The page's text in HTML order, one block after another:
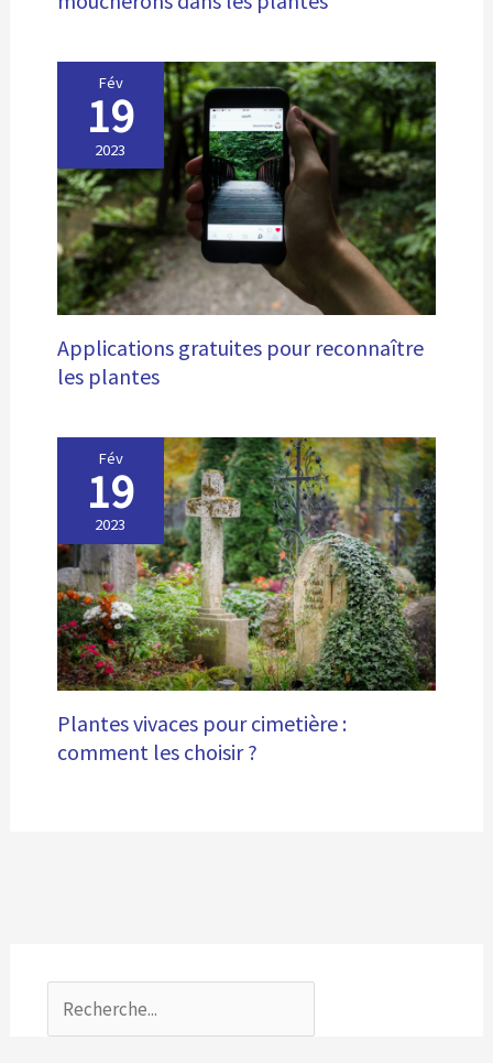
Fév
19
2023
Applications gratuites pour reconnaître
les plantes
Fév
19
2023
Plantes vivaces pour cimetière :
comment les choisir ?